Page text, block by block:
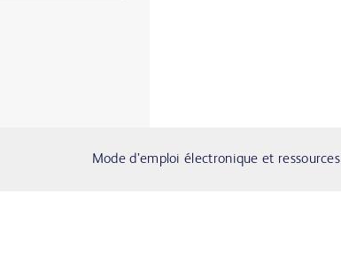
Mode d’emploi électronique et ressources